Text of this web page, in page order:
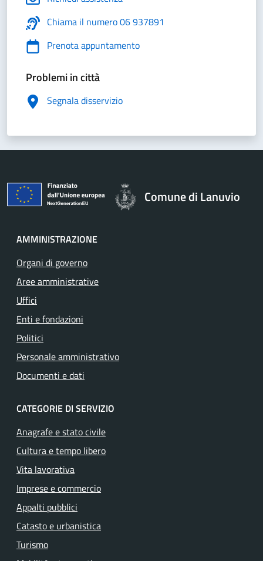
Chiama il numero 06 937891
Prenota appuntamento
Problemi in città
Segnala disservizio
Comune di Lanuvio
AMMINISTRAZIONE
Organi di governo
Aree amministrative
Uffici
Enti e fondazioni
Politici
Personale amministrativo
Documenti e dati
CATEGORIE DI SERVIZIO
Anagrafe e stato civile
Cultura e tempo libero
Vita lavorativa
Imprese e commercio
Appalti pubblici
Catasto e urbanistica
Turismo